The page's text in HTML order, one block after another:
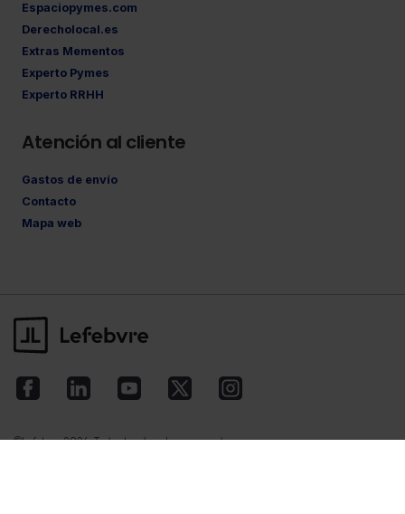
Espaciopymes.com
Derecholocal.es
Extras Mementos
Experto Pymes
Experto RRHH
Atención al cliente
Gastos de envío
Contacto
Mapa web
©Lefebvre2026. Todos los derechos reservados.